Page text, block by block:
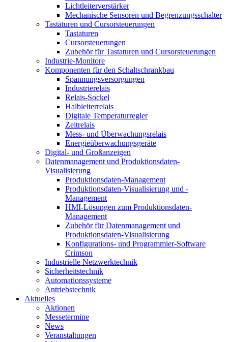
Lichtleiterverstärker
Mechanische Sensoren und Begrenzungsschalter
Tastaturen und Cursorsteuerungen
Tastaturen
Cursorsteuerungen
Zubehör für Tastaturen und Cursorsteuerungen
Industrie-Monitore
Komponenten für den Schaltschrankbau
Spannungsversorgungen
Industrierelais
Relais-Sockel
Halbleiterrelais
Digitale Temperaturregler
Zeitrelais
Mess- und Überwachungsrelais
Energieüberwachungsgeräte
Digital- und Großanzeigen
Datenmanagement und Produktionsdaten-
Visualisierung
Produktionsdaten-Management
Produktionsdaten-Visualisierung und -
Management
HMI-Lösungen zum Produktionsdaten-
Management
Zubehör für Datenmanagement und
Produktionsdaten-Visualisierung
Konfigurations- und Programmier-Software
Crimson
Industrielle Netzwerktechnik
Sicherheitstechnik
Automationssysteme
Antriebstechnik
Aktuelles
Aktionen
Messetermine
News
Veranstaltungen